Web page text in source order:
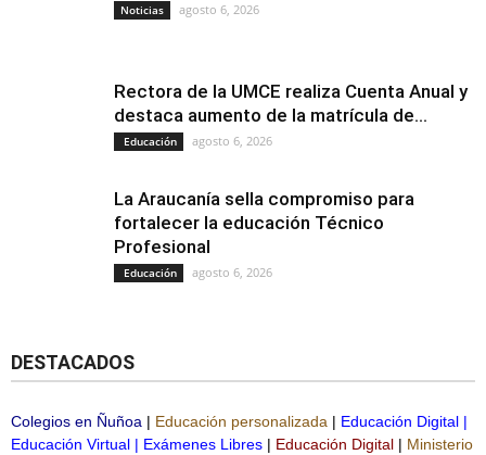
Noticias agosto 6, 2026
Rectora de la UMCE realiza Cuenta Anual y
destaca aumento de la matrícula de...
Educación agosto 6, 2026
La Araucanía sella compromiso para
fortalecer la educación Técnico
Profesional
Educación agosto 6, 2026
DESTACADOS
Colegios en Ñuñoa | Educación personalizada | Educación Digital |
Educación Virtual | Exámenes Libres | Educación Digital | Ministerio